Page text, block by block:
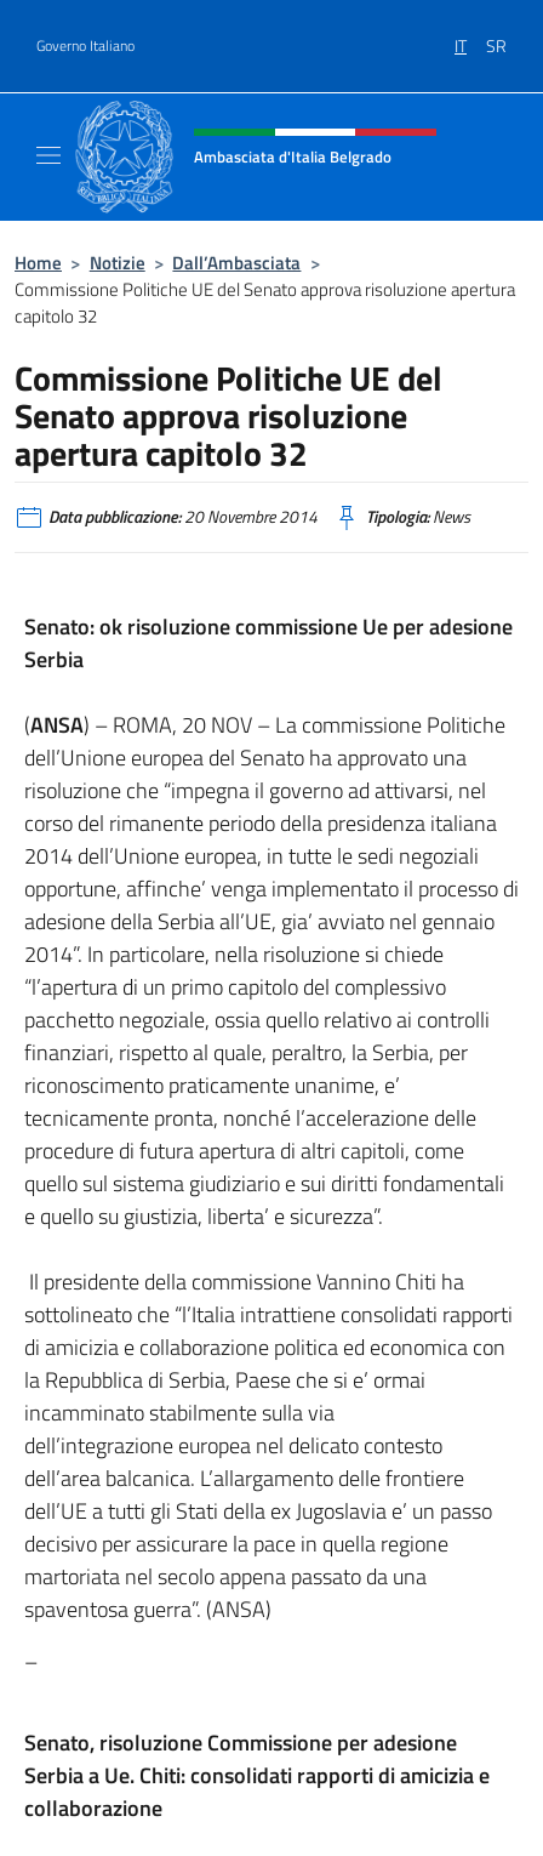
Governo Italiano IT SR
Intestazione sito, social e menù
Ambasciata d'Italia Belgrado
Home > Notizie > Dall’Ambasciata >
Commissione Politiche UE del Senato approva risoluzione apertura
capitolo 32
Commissione Politiche UE del
Senato approva risoluzione
apertura capitolo 32
Data pubblicazione:20 Novembre 2014 Tipologia:News
Senato: ok risoluzione commissione Ue per adesione
Serbia
(ANSA) – ROMA, 20 NOV – La commissione Politiche
dell’Unione europea del Senato ha approvato una
risoluzione che “impegna il governo ad attivarsi, nel
corso del rimanente periodo della presidenza italiana
2014 dell’Unione europea, in tutte le sedi negoziali
opportune, affinche’ venga implementato il processo di
adesione della Serbia all’UE, gia’ avviato nel gennaio
2014”. In particolare, nella risoluzione si chiede
“l’apertura di un primo capitolo del complessivo
pacchetto negoziale, ossia quello relativo ai controlli
finanziari, rispetto al quale, peraltro, la Serbia, per
riconoscimento praticamente unanime, e’
tecnicamente pronta, nonché l’accelerazione delle
procedure di futura apertura di altri capitoli, come
quello sul sistema giudiziario e sui diritti fondamentali
e quello su giustizia, liberta’ e sicurezza”.
Il presidente della commissione Vannino Chiti ha
sottolineato che “l’Italia intrattiene consolidati rapporti
di amicizia e collaborazione politica ed economica con
la Repubblica di Serbia, Paese che si e’ ormai
incamminato stabilmente sulla via
dell’integrazione europea nel delicato contesto
dell’area balcanica. L’allargamento delle frontiere
dell’UE a tutti gli Stati della ex Jugoslavia e’ un passo
decisivo per assicurare la pace in quella regione
martoriata nel secolo appena passato da una
spaventosa guerra”. (ANSA)
–
Senato, risoluzione Commissione per adesione
Serbia a Ue. Chiti: consolidati rapporti di amicizia e
collaborazione